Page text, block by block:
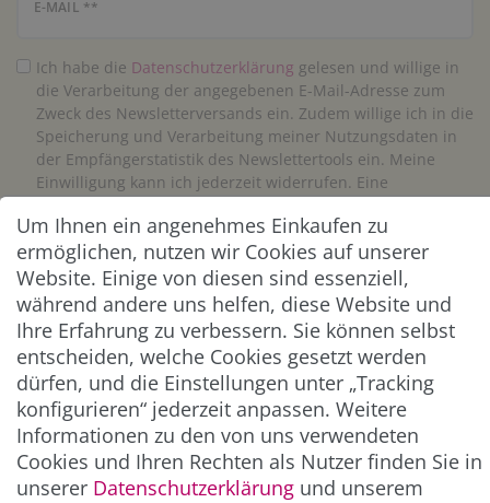
E-MAIL **
Ich habe die Daten­schutz­erklärung gelesen und willige in
die Verarbeitung der angegebenen E-Mail-Adresse zum
Zweck des Newsletterversands ein. Zudem willige ich in die
Speicherung und Verarbeitung meiner Nutzungsdaten in
der Empfängerstatistik des Newslettertools ein. Meine
Einwilligung kann ich jederzeit widerrufen. Eine
Abonnieren
** Hierbei handelt es sich um ein Pflichtfeld.
ZAHLUNG & VERSAND
Um Ihnen ein angenehmes Einkaufen zu
ermöglichen, nutzen wir Cookies auf unserer
Website. Einige von diesen sind essenziell,
während andere uns helfen, diese Website und
Ihre Erfahrung zu verbessern. Sie können selbst
entscheiden, welche Cookies gesetzt werden
dürfen, und die Einstellungen unter „Tracking
konfigurieren“ jederzeit anpassen. Weitere
Informationen zu den von uns verwendeten
Cookies und Ihren Rechten als Nutzer finden Sie in
unserer Daten­schutz­erklärung und unserem